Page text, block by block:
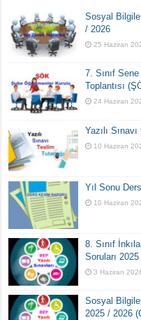
Sosyal
/ 2026
25 Haziran
7. Sınıf
Toplantısı
24 Haziran
Yazılı
10 Haziran
Yıl Sonu
10 Haziran
8. Sınıf
Soruları
3 Haziran
Sosyal
2025 / 2026